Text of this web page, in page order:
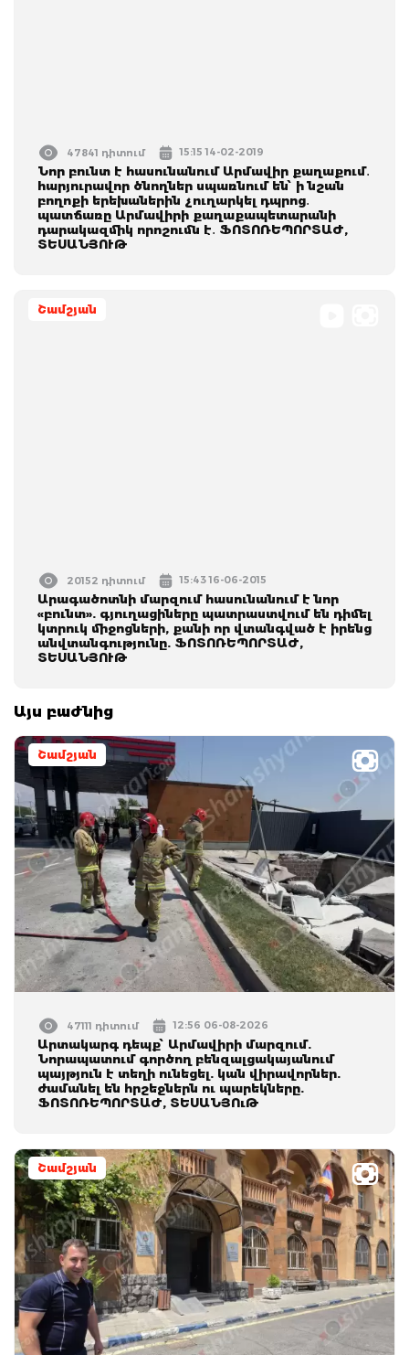
47841 դիտում 15:15 14-02-2019
Նոր բունտ է հասունանում Արմավիր քաղաքում․
հարյուրավոր ծնողներ սպառնում են՝ ի նշան
բողոքի երեխաներին չուղարկել դպրոց․
պատճառը Արմավիրի քաղաքապետարանի
դարակազմիկ որոշումն է․ ՖՈՏՈՌԵՊՈՐՏԱԺ,
ՏԵՍԱՆՅՈՒԹ
Շամշյան
20152 դիտում 15:43 16-06-2015
Արագածոտնի մարզում հասունանում է նոր
«բունտ». գյուղացիները պատրաստվում են դիմել
կտրուկ միջոցների, քանի որ վտանգված է իրենց
անվտանգությունը. ՖՈՏՈՌԵՊՈՐՏԱԺ,
ՏԵՍԱՆՅՈՒԹ
Այս բաժնից
Շամշյան
47111 դիտում 12:56 06-08-2026
Արտակարգ դեպք՝ Արմավիրի մարզում.
Նորապատում գործող բենզալցակայանում
պայթյուն է տեղի ունեցել. կան վիրավորներ.
ժամանել են հրշեջներն ու պարեկները.
ՖՈՏՈՌԵՊՈՐՏԱԺ, ՏԵՍԱՆՅՈւԹ
Շամշյան